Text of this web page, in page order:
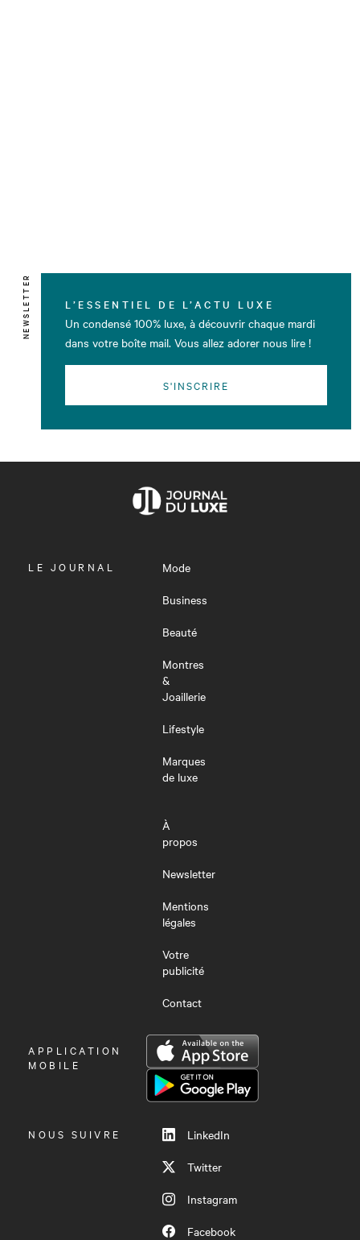
NEWSLETTER L’ESSENTIEL DE L’ACTU LUXE
Un condensé 100% luxe, à découvrir chaque mardi
dans votre boîte mail. Vous allez adorer nous lire !
S'INSCRIRE
OUVRIR
LE JOURNAL
Mode
Business
Beauté
Montres
&
Joaillerie
Lifestyle
Marques
de luxe
À
propos
Newsletter
Mentions
légales
Votre
publicité
Contact
OUVRIR
LE
APPLICATION
MOBILE
NOUS SUIVRE
LinkedIn
Twitter
Instagram
Facebook